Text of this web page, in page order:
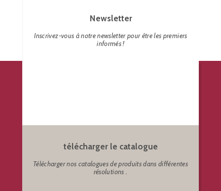
Newsletter
Inscrivez-vous à notre newsletter pour être les premiers
informés !
télécharger le catalogue
Télécharger nos catalogues de produits dans différentes
résolutions .